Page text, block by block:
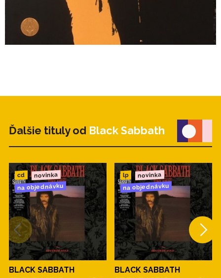
Ďalšie tituly od Black Sabbath
cd novinka
na objednávku
BLACK SABBATH
lp novinka
na objednávku
BLACK SABBATH